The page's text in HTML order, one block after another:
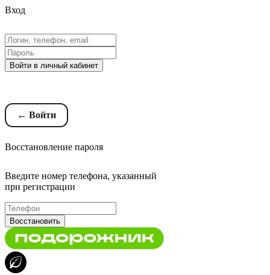
Вход
Войти в личный кабинет
← Войти
Восстановление пароля
Введите номер телефона, указанный
при регистрации
Восстановить